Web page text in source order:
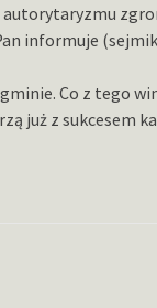
informuje
Co z tego
już z sukcesem